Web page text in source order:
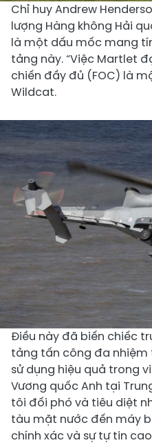
Chỉ huy Andrew
lượng Hàng không Hải
là một dấu mốc mang
tảng này. “Việc Martlet
chiến đầy đủ (FOC) là
Wildcat.
Điều này đã biến chiếc
tảng tấn công đa
sử dụng hiệu quả trong
Vương quốc Anh tại
tôi đối phó và tiêu diệt
tàu mặt nước đến máy
chính xác và sự tự tin